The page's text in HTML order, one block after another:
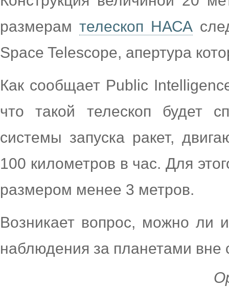
размерам телескоп НАСА
Space Telescope, апертура
Как сообщает Public
что такой телескоп будет
системы запуска ракет,
100 километров в час. Для
размером менее 3 метров.
Возникает вопрос, можно ли
наблюдения за планетами вне